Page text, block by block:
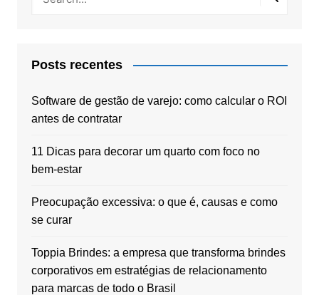
Posts recentes
Software de gestão de varejo: como calcular o ROI
antes de contratar
11 Dicas para decorar um quarto com foco no
bem-estar
Preocupação excessiva: o que é, causas e como
se curar
Toppia Brindes: a empresa que transforma brindes
corporativos em estratégias de relacionamento
para marcas de todo o Brasil